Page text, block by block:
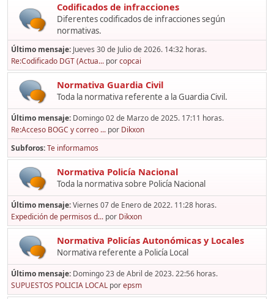
Codificados de infracciones
Diferentes codificados de infracciones según
normativas.
Último mensaje: Jueves 30 de Julio de 2026. 14:32 horas.
Re:Codificado DGT (Actua... porcopcai
Normativa Guardia Civil
Toda la normativa referente a la Guardia Civil.
Último mensaje: Domingo 02 de Marzo de 2025. 17:11 horas.
Re:Acceso BOGC y correo ... por Dikxon
Subforos Te informamos
Normativa Policía Nacional
Toda la normativa sobre Policía Nacional
Último mensaje:Viernes 07 de Enero de 2022. 11:28 horas.
Expedición de permisos d... por Dikxon
Normativa Policías Autonómicas y Locales
Normativa referente a Policía Local
Último mensaje: Domingo 23 de Abril de 2023. 22:56 horas.
SUPUESTOS POLICIA LOCAL porepsm